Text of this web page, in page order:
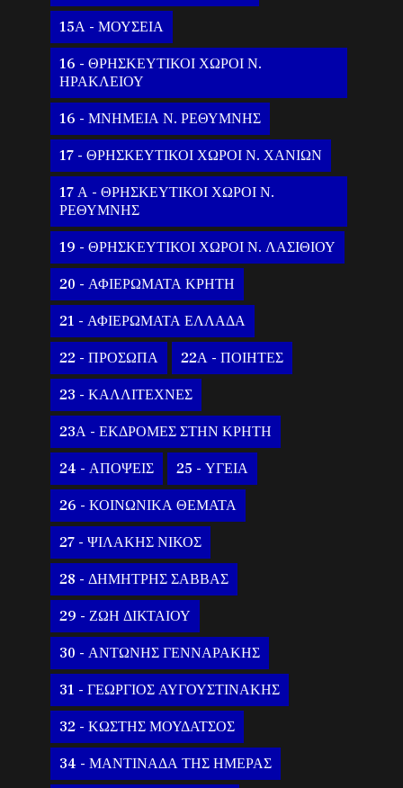
15Α - ΜΟΥΣΕΙΑ
16 - ΘΡΗΣΚΕΥΤΙΚΟΙ ΧΩΡΟΙ Ν.
ΗΡΑΚΛΕΙΟΥ
16 - ΜΝΗΜΕΙΑ Ν. ΡΕΘΥΜΝΗΣ
17 - ΘΡΗΣΚΕΥΤΙΚΟΙ ΧΩΡΟΙ Ν. ΧΑΝΙΩΝ
17 Α - ΘΡΗΣΚΕΥΤΙΚΟΙ ΧΩΡΟΙ Ν.
ΡΕΘΥΜΝΗΣ
19 - ΘΡΗΣΚΕΥΤΙΚΟΙ ΧΩΡΟΙ Ν. ΛΑΣΙΘΙΟΥ
20 - ΑΦΙΕΡΩΜΑΤΑ ΚΡΗΤΗ
21 - ΑΦΙΕΡΩΜΑΤΑ ΕΛΛΑΔΑ
22 - ΠΡΟΣΩΠΑ 22Α - ΠΟΙΗΤΕΣ
23 - ΚΑΛΛΙΤΕΧΝΕΣ
23Α - ΕΚΔΡΟΜΕΣ ΣΤΗΝ ΚΡΗΤΗ
24 - ΑΠΟΨΕΙΣ 25 - ΥΓΕΙΑ
26 - ΚΟΙΝΩΝΙΚΑ ΘΕΜΑΤΑ
27 - ΨΙΛΑΚΗΣ ΝΙΚΟΣ
28 - ΔΗΜΗΤΡΗΣ ΣΑΒΒΑΣ
29 - ΖΩΗ ΔΙΚΤΑΙΟΥ
30 - ΑΝΤΩΝΗΣ ΓΕΝΝΑΡΑΚΗΣ
31 - ΓΕΩΡΓΙΟΣ ΑΥΓΟΥΣΤΙΝΑΚΗΣ
32 - ΚΩΣΤΗΣ ΜΟΥΔΑΤΣΟΣ
34 - ΜΑΝΤΙΝΑΔΑ ΤΗΣ ΗΜΕΡΑΣ